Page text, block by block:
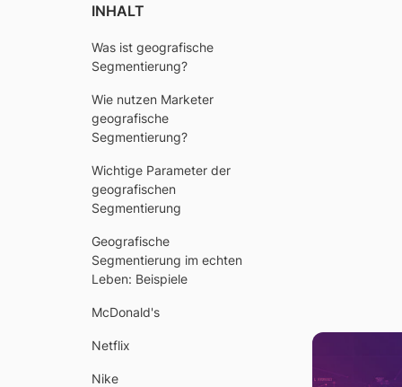
INHALT
Was ist geografische
Segmentierung?
Wie nutzen Marketer
geografische
Segmentierung?
Wichtige Parameter der
geografischen
Segmentierung
Geografische
Segmentierung im echten
Leben: Beispiele
McDonald's
Netflix
Nike